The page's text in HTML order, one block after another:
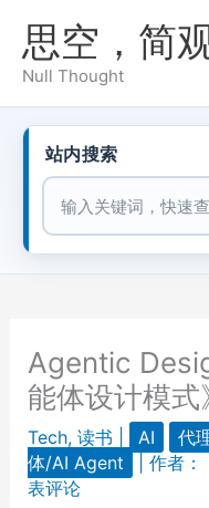
思空，简
Null Thought
站内搜索
站内搜索
Agentic
能体设计模式
Tech, 读书 AI
代
体/AI Agent
| 作者：
表评论